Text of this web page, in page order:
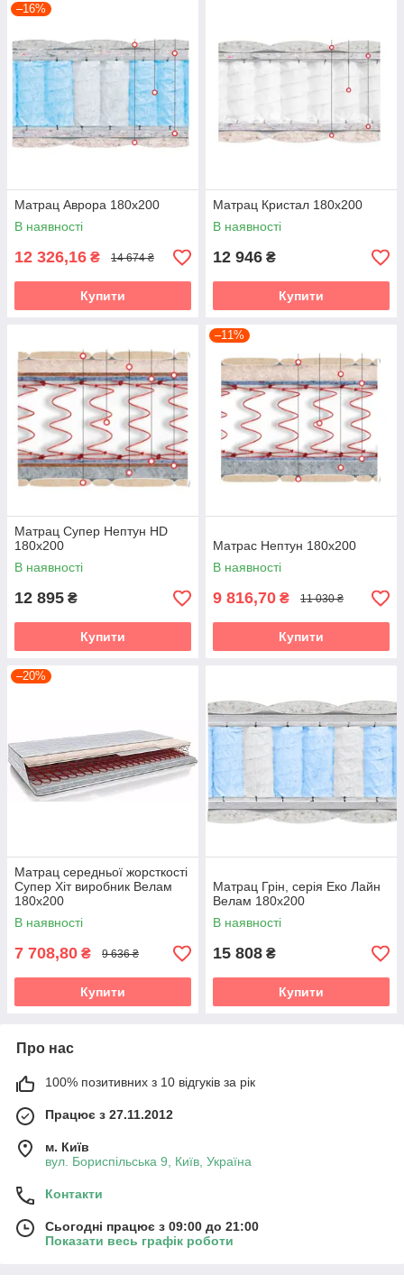
–16%
Матрац Аврора 180х200
В наявності
12 326,16 ₴ 14 674 ₴
Купити
Матрац Кристал 180х200
В наявності
12 946 ₴
Купити
Матрац Супер Нептун HD
180х200
В наявності
12 895 ₴
Купити
–11%
Матрас Нептун 180х200
В наявності
9 816,70 ₴ 11 030 ₴
Купити
–20%
Матрац середньої жорсткості
Супер Хіт виробник Велам
180х200
В наявності
7 708,80 ₴ 9 636 ₴
Купити
Матрац Грін, серія Еко Лайн
Велам 180х200
В наявності
15 808 ₴
Купити
Про нас
100% позитивних з 10 відгуків за рік
Працює з 27.11.2012
м. Київ
вул. Бориспільська 9, Київ, Україна
Контакти
Сьогодні працює з 09:00 до 21:00
Показати весь графік роботи